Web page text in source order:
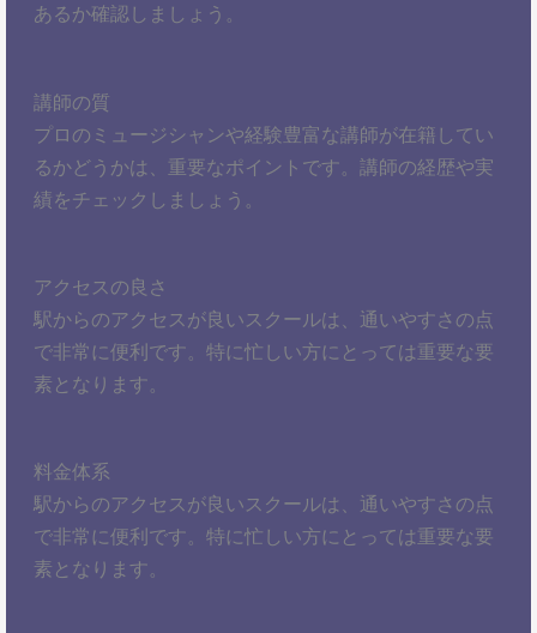
あるか確認しましょう。
講師の質
プロのミュージシャンや経験豊富な講師が在籍してい
るかどうかは、重要なポイントです。講師の経歴や実
績をチェックしましょう。
アクセスの良さ
駅からのアクセスが良いスクールは、通いやすさの点
で非常に便利です。特に忙しい方にとっては重要な要
素となります。
料金体系
駅からのアクセスが良いスクールは、通いやすさの点
で非常に便利です。特に忙しい方にとっては重要な要
素となります。